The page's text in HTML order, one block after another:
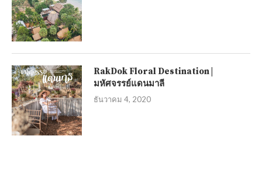
RakDok Floral Destination |
มหัศจรรย์แดนมาลี
ธันวาคม 4, 2020